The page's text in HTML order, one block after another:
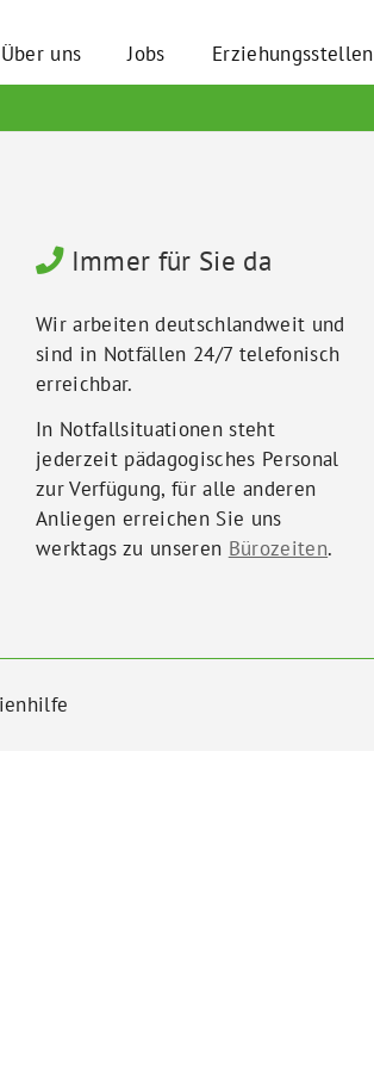
Über uns Jobs Erziehungsstellen
Immer für Sie da
Wir arbeiten deutschlandweit und
sind in Notfällen 24/7 telefonisch
erreichbar.
In Notfallsituationen steht
jederzeit pädagogisches Personal
zur Verfügung, für alle anderen
Anliegen erreichen Sie uns
werktags zu unseren Bürozeiten.